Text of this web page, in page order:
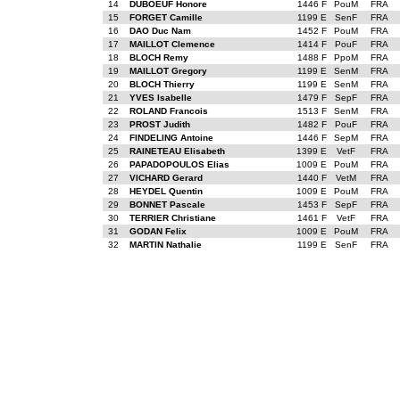
14
DUBOEUF Honore 1446 F PouM
FRA
15
FORGET Camille 1199 E SenF
FRA
16
DAO Duc Nam 1452 F PouM
FRA
17
MAILLOT Clemence 1414 F PouF
FRA
18
BLOCH Remy 1488 F PpoM
FRA
19
MAILLOT Gregory 1199 E SenM
FRA
20
BLOCH Thierry 1199 E SenM
FRA
21
YVES Isabelle 1479 F SepF
FRA
22
ROLAND Francois 1513 F SenM
FRA
23
PROST Judith 1482 F PouF
FRA
24
FINDELING Antoine 1446 F SepM
FRA
25
RAINETEAU Elisabeth 1399 E VetF
FRA
26
PAPADOPOULOS Elias 1009 E PouM
FRA
27
VICHARD Gerard 1440 F VetM
FRA
28
HEYDEL Quentin 1009 E PouM
FRA
29
BONNET Pascale 1453 F SepF
FRA
30
TERRIER Christiane 1461 F VetF
FRA
31
GODAN Felix 1009 E PouM
FRA
32
MARTIN Nathalie 1199 E SenF FRA